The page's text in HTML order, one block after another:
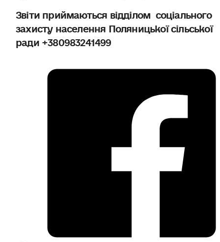
Звіти приймаються відділом соціального
захисту населення Поляницької сільської
ради+380983241499